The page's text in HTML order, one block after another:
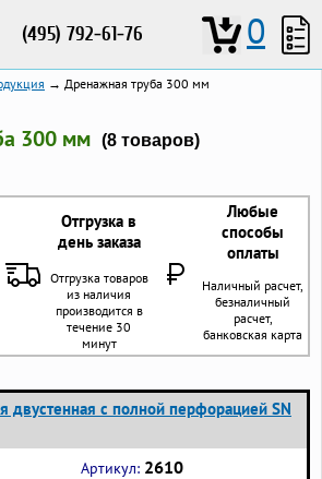
(495) 792-61-76 0
→ Дренажная труба 300 мм
300 мм (8 товаров)
Отгрузка в
день заказа
Любые
способы
оплаты
Отгрузка товаров
из наличия
производится в
течение 30
минут
Наличный расчет,
безналичный
расчет,
банковская карта
двустенная с полной перфорацией SN
Артикул: 2610